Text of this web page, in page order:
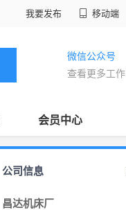
我要发布 移动端
微信公众号
查看更多工作
会员中心
公司信息
昌达机床厂